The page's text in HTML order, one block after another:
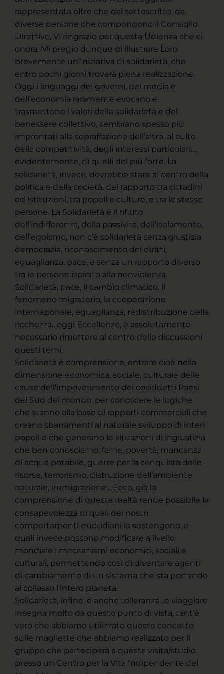
rappresentata oltre che dal sottoscritto, da
diverse persone che compongono il Consiglio
Direttivo, Vi ringrazio per questa Udienza che ci
onora. Mi pregio dunque di illustrare Loro
brevemente un’Iniziativa di solidarietà, che
entro pochi giorni troverà piena realizzazione.
Oggi i linguaggi dei governi, dei media e
dell’economia raramente evocano e
trasmettono i valori della solidarietà e del
benessere collettivo, sembrano spesso più
improntati alla sopraffazione dell’altro, al culto
della competitività, degli interessi particolari…,
evidentemente, di quelli del più forte. La
solidarietà, invece, dovrebbe stare al centro della
politica e della società, del rapporto tra cittadini
ed istituzioni, tra popoli e culture, e tra le stesse
persone. La Solidarietà è il rifiuto
dell’indifferenza, della passività, dell’isolamento,
dell’egoismo, non c’è solidarietà senza giustizia,
democrazia, riconoscimento dei diritti,
eguaglianza, pace, e senza un rapporto diverso
tra le persone ispirato alla nonviolenza.
Solidarietà, pace, il cambio climatico, il
fenomeno migratorio, la cooperazione
internazionale, eguaglianza, redistribuzione della
ricchezza…oggi Eccellenze, è assolutamente
necessario rimettere al centro delle discussioni
questi temi.
Solidarietà è comprensione, entrare cioè nella
dimensione economica, sociale, culturale delle
cause dell'impoverimento dei cosiddetti Paesi
del Sud del mondo, per conoscere le logiche
che stanno alla base di rapporti commerciali che
creano sbarramenti al naturale sviluppo di interi
popoli e che generano le situazioni di ingiustizia
che ben conosciamo: fame, povertà, mancanza
di acqua potabile, guerre per la conquista delle
risorse, terrorismo, distruzione dell’ambiente
naturale, immigrazione... Ecco, già la
comprensione di questa realtà rende possibile la
consapevolezza di quali dei nostri
comportamenti quotidiani la sostengono, e
quali invece possono modificare a livello
mondiale i meccanismi economici, sociali e
culturali, permettendo così di diventare agenti
di cambiamento di un sistema che sta portando
al collasso l'intero pianeta.
Solidarietà, infine, è anche tolleranza…e viaggiare
insegna molto da questo punto di vista, tant’è
vero che abbiamo utilizzato questo concetto
sulle magliette che abbiamo realizzato per il
gruppo che parteciperà a questa visita/studio
presso un Centro per la Vita Indipendente del